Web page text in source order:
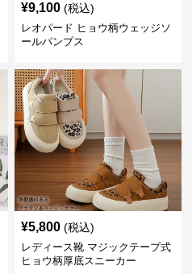
¥9,100 (税込)
レオパード ヒョウ柄ウェッジソ
ールパンプス
¥5,800 (税込)
レディース靴 マジックテープ式
ヒョウ柄厚底スニーカー